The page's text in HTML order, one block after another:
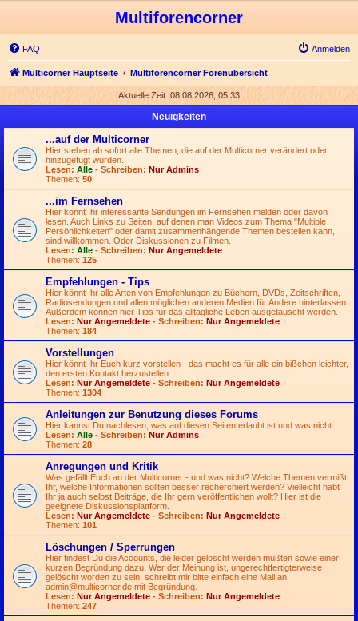
Multiforencorner
FAQ Anmelden
Multicorner Hauptseite Multiforencorner Forenübersicht
Aktuelle Zeit: 08.08.2026, 05:33
Neuigkeiten
...auf der Multicorner
Hier stehen ab sofort alle Themen, die auf der Multicorner verändert oder
hinzugefügt wurden.
Lesen: Alle - Schreiben: Nur Admins
Themen: 50
...im Fernsehen
Hier könnt Ihr interessante Sendungen im Fernsehen melden oder davon
lesen. Auch Links zu Seiten, auf denen man Videos zum Thema "Multiple
Persönlichkeiten" oder damit zusammenhängende Themen bestellen kann,
sind willkommen. Oder Diskussionen zu Filmen.
Lesen: Alle - Schreiben: Nur Angemeldete
Themen: 125
Empfehlungen - Tips
Hier könnt Ihr alle Arten von Empfehlungen zu Büchern, DVDs, Zeitschriften,
Radiosendungen und allen möglichen anderen Medien für Andere hinterlassen.
Außerdem können hier Tips für das alltägliche Leben ausgetauscht werden.
Lesen: Nur Angemeldete - Schreiben: Nur Angemeldete
Themen: 184
Vorstellungen
Hier könnt Ihr Euch kurz vorstellen - das macht es für alle ein bißchen leichter,
den ersten Kontakt herzustellen.
Lesen: Nur Angemeldete - Schreiben: Nur Angemeldete
Themen: 1304
Anleitungen zur Benutzung dieses Forums
Hier kannst Du nachlesen, was auf diesen Seiten erlaubt ist und was nicht.
Lesen: Alle - Schreiben: Nur Admins
Themen: 28
Anregungen und Kritik
Was gefällt Euch an der Multicorner - und was nicht? Welche Themen vermißt
Ihr, welche Informationen sollten besser recherchiert werden? Vielleicht habt
Ihr ja auch selbst Beiträge, die Ihr gern veröffentlichen wollt? Hier ist die
geeignete Diskussionsplattform.
Lesen: Nur Angemeldete - Schreiben: Nur Angemeldete
Themen: 101
Löschungen / Sperrungen
Hier findest Du die Accounts, die leider gelöscht werden mußten sowie einer
kurzen Begründung dazu. Wer der Meinung ist, ungerechtfertigterweise
gelöscht worden zu sein, schreibt mir bitte einfach eine Mail an
admin@multicorner.de mit Begründung.
Lesen: Nur Angemeldete - Schreiben: Nur Angemeldete
Themen: 247